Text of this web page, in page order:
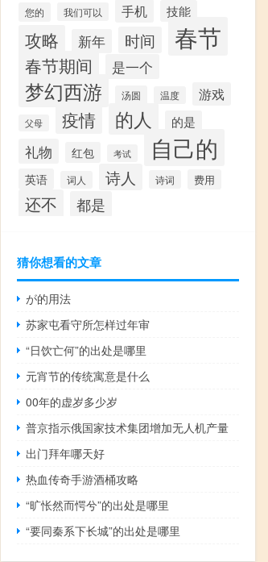
您的 我们可以 手机 技能
攻略 新年 时间 春节
春节期间 是一个
梦幻西游 汤圆 温度 游戏
父母 疫情 的人 的是
礼物 红包 考试 自己的
英语 词人 诗人 诗词 费用
还不 都是
猜你想看的文章
が的用法
苏家屯看守所怎样过年审
“日饮亡何”的出处是哪里
元宵节的传统寓意是什么
00年的虚岁多少岁
普京指示俄国家技术集团增加无人机产量
出门拜年哪天好
热血传奇手游酒桶攻略
“旷怅然而愕兮”的出处是哪里
“要同秦系下长城”的出处是哪里